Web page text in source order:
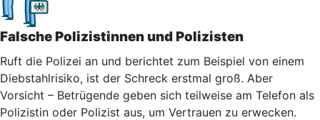
Falsche Polizistinnen und Polizisten
Ruft die Polizei an und berichtet zum Beispiel von einem
Diebstahlrisiko, ist der Schreck erstmal groß. Aber
Vorsicht – Betrügende geben sich teilweise am Telefon als
Polizistin oder Polizist aus, um Vertrauen zu erwecken.